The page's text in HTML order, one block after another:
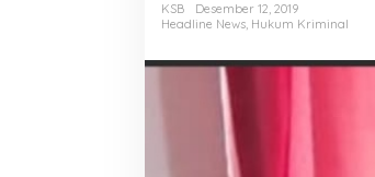
KSB
Desember 12, 2019
Headline News, Hukum Kriminal